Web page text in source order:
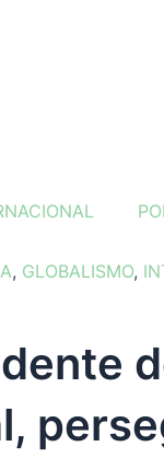
, GLOBALISMO,